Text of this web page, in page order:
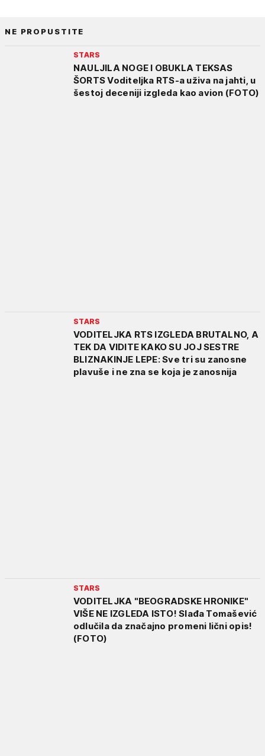
NE PROPUSTITE
STARS
NAULJILA NOGE I OBUKLA TEKSAS
ŠORTS Voditeljka RTS-a uživa na jahti, u
šestoj deceniji izgleda kao avion (FOTO)
STARS
VODITELJKA RTS IZGLEDA BRUTALNO, A
TEK DA VIDITE KAKO SU JOJ SESTRE
BLIZNAKINJE LEPE: Sve tri su zanosne
plavuše i ne zna se koja je zanosnija
STARS
VODITELJKA "BEOGRADSKE HRONIKE"
VIŠE NE IZGLEDA ISTO! Slađa Tomašević
odlučila da značajno promeni lični opis!
(FOTO)